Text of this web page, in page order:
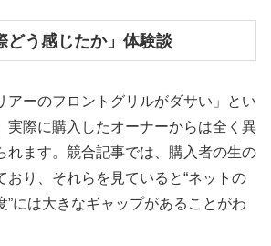
どう感じたか」体験談
アーのフロントグリルがダサい」とい
実際に購入したオーナーからは全く異
れます。競合記事では、購入者の生の
おり、それらを見ていると“ネットの
”には大きなギャップがあることがわ